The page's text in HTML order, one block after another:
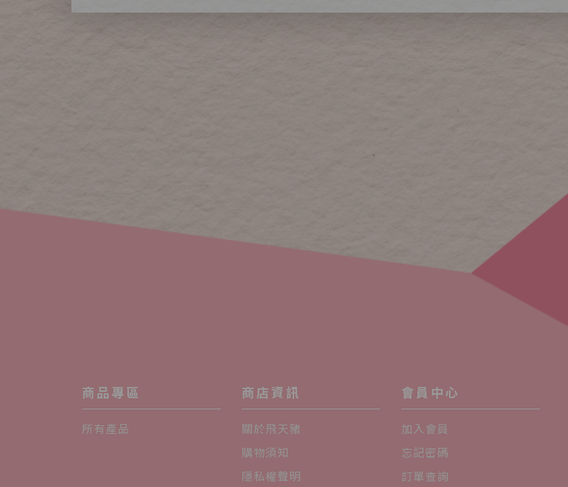
商品專區
所有產品
商店資訊
關於飛天豬
購物須知
隱私權聲明
會員中心
加入會員
忘記密碼
訂單查詢